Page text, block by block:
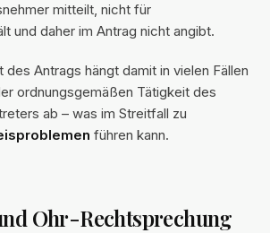
mitteilt, nicht für
und daher im Antrag nicht angibt.
des Antrags hängt damit in vielen Fällen
ordnungsgemäßen Tätigkeit des
ab – was im Streitfall zu
führen kann.
Ohr-Rechtsprechung